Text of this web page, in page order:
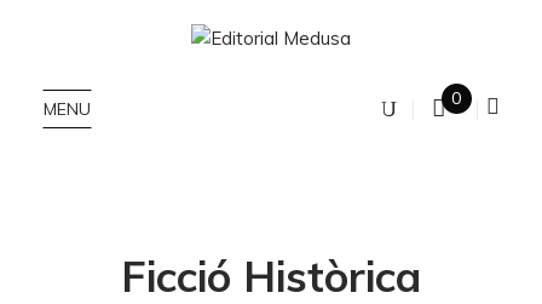
MENU 0
Ficció Històrica